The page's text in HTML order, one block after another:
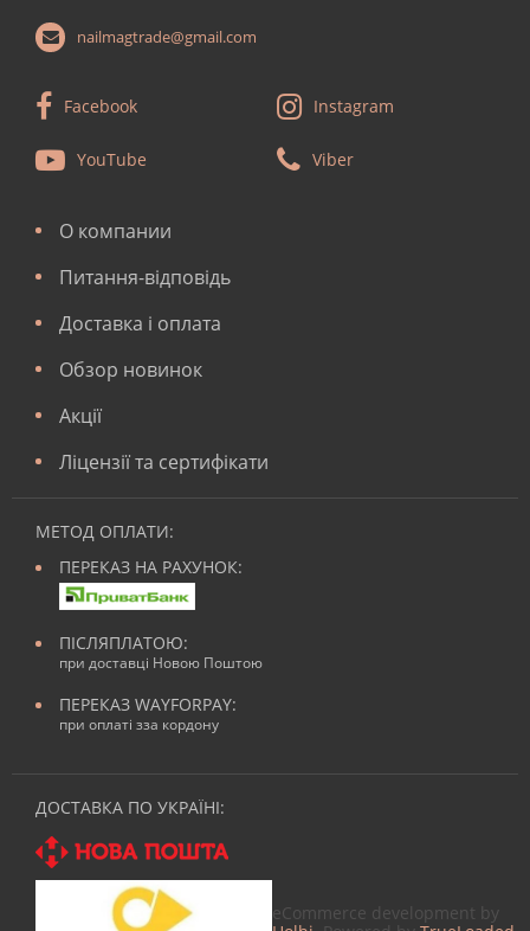
nailmagtrade@gmail.com
Facebook Instagram
YouTube Viber
О компании
Питання-відповідь
Доставка і оплата
Обзор новинок
Акції
Ліцензії та сертифікати
МЕТОД ОПЛАТИ:
ПЕРЕКАЗ НА РАХУНОК:
ПІСЛЯПЛАТОЮ:
при доставці Новою Поштою
ПЕРЕКАЗ WAYFORPAY:
при оплаті зза кордону
ДОСТАВКА ПО УКРАЇНІ:
eCommerce development by